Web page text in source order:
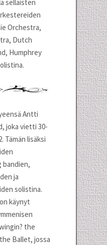
sellaisten
Orchestra,
Dutch
Humphrey
Antti
joka vietti 30-
Tämän lisäksi
bandien,
ja
solistina.
käynyt
the
Ballet, jossa